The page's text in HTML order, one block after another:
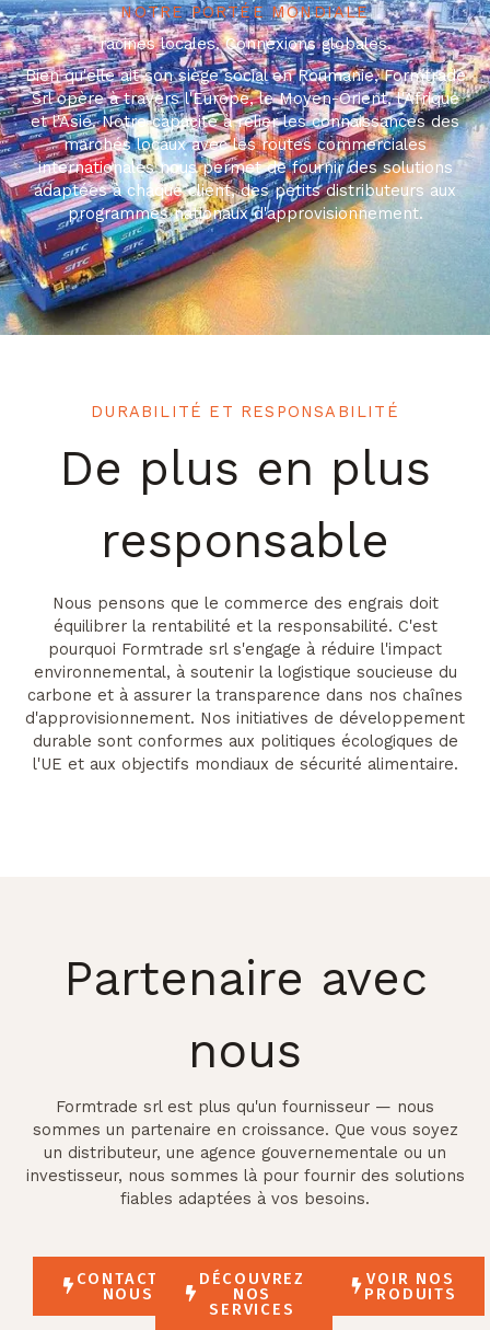
NOTRE PORTÉE MONDIALE
racines locales. Connexions globales.
Bien qu'elle ait son siège social en Roumanie, Formtrade
Srl opère à travers l'Europe, le Moyen-Orient, l'Afrique
et l'Asie. Notre capacité à relier les connaissances des
marchés locaux avec les routes commerciales
internationales nous permet de fournir des solutions
adaptées à chaque client, des petits distributeurs aux
programmes nationaux d'approvisionnement.
DURABILITÉ ET RESPONSABILITÉ
De plus en plus
responsable
Nous pensons que le commerce des engrais doit
équilibrer la rentabilité et la responsabilité. C'est
pourquoi Formtrade srl s'engage à réduire l'impact
environnemental, à soutenir la logistique soucieuse du
carbone et à assurer la transparence dans nos chaînes
d'approvisionnement. Nos initiatives de développement
durable sont conformes aux politiques écologiques de
l'UE et aux objectifs mondiaux de sécurité alimentaire.
Partenaire avec
nous
Formtrade srl est plus qu'un fournisseur — nous
sommes un partenaire en croissance. Que vous soyez
un distributeur, une agence gouvernementale ou un
investisseur, nous sommes là pour fournir des solutions
fiables adaptées à vos besoins.
CONTACTEZ
NOUS
DÉCOUVREZ
NOS
SERVICES
VOIR NOS
PRODUITS